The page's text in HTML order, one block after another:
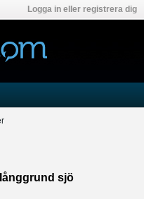
Logga in eller registrera dig
sjö